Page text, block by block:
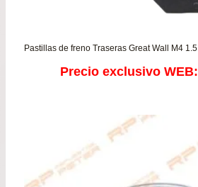
Precio exclusivo WEB: